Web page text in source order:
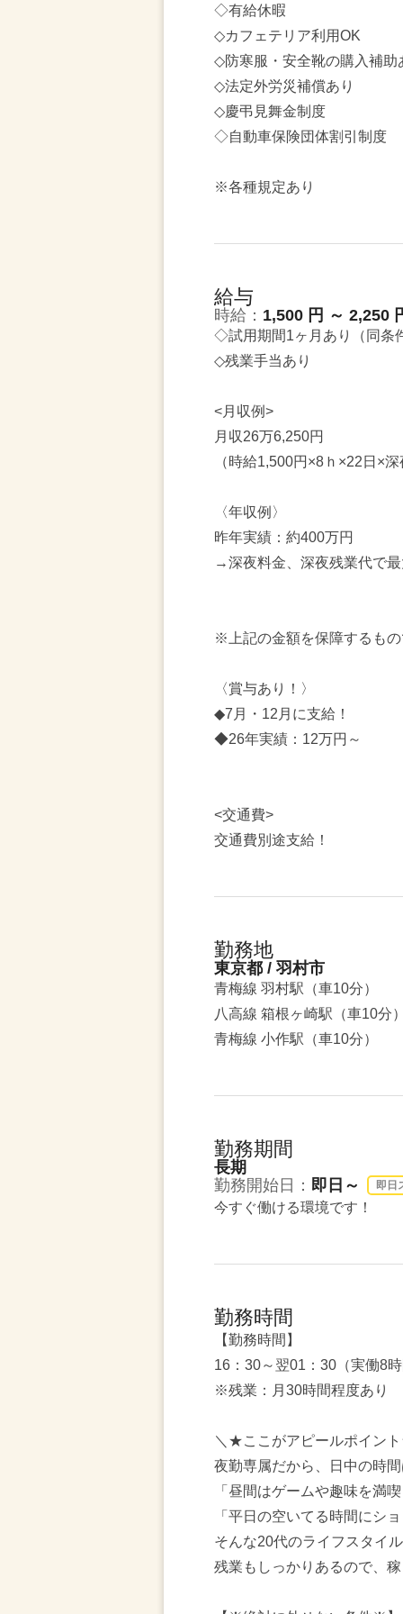
◇有給休暇
◇カフェテリア利用OK
◇防寒服・安全靴の購入補助
◇法定外労災補償あり
◇慶弔見舞金制度
◇自動車保険団体割引制度
※各種規定あり
給与
時給： 1,500 円 ～ 2,250
◇試用期間1ヶ月あり（同条
◇残業手当あり
<月収例>
月収26万6,250円
（時給1,500円×8ｈ×22日×深
〈年収例〉
昨年実績：約400万円
→深夜料金、深夜残業代で最
※上記の金額を保障するも
〈賞与あり！〉
◆7月・12月に支給！
◆26年実績：12万円～
<交通費>
交通費別途支給！
勤務地
東京都 / 羽村市
青梅線 羽村駅（車10分）
八高線 箱根ヶ崎駅（車10分）
青梅線 小作駅（車10分）
勤務期間
長期
勤務開始日： 即日～ 即日
今すぐ働ける環境です！
勤務時間
【勤務時間】
16：30～翌01：30（実働8時
※残業：月30時間程度あり
＼★ここがアピールポイン
夜勤専属だから、日中の時
「昼間はゲームや趣味を満喫
「平日の空いてる時間にシ
そんな20代のライフスタイ
残業もしっかりあるので、